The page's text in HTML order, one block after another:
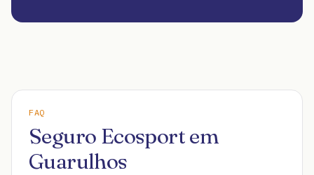
FAQ
Seguro Ecosport em
Guarulhos